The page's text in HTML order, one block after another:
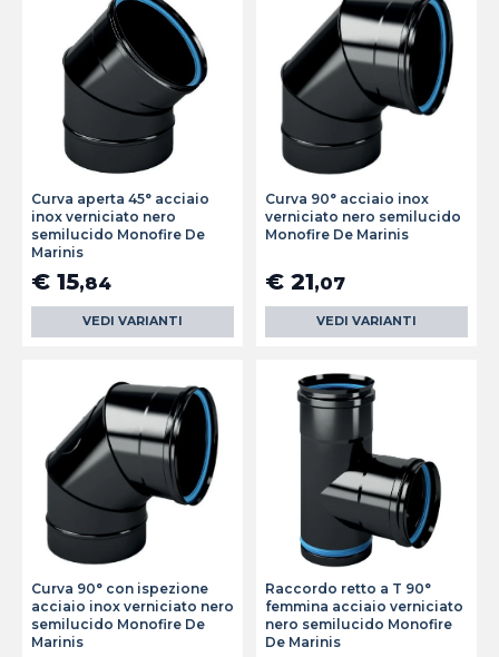
Curva aperta 45° acciaio
inox verniciato nero
semilucido Monofire De
Marinis
€ 15,84
VEDI VARIANTI
Curva 90° acciaio inox
verniciato nero semilucido
Monofire De Marinis
€ 21,07
VEDI VARIANTI
Curva 90° con ispezione
acciaio inox verniciato nero
semilucido Monofire De
Marinis
Raccordo retto a T 90°
femmina acciaio verniciato
nero semilucido Monofire
De Marinis